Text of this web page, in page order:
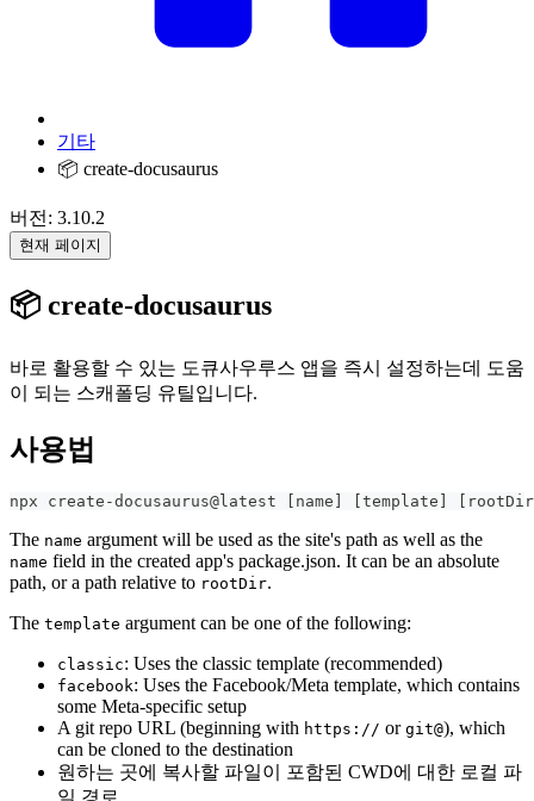
기타
📦 create-docusaurus
버전: 3.10.2
현재 페이지
📦 create-docusaurus
바로 활용할 수 있는 도큐사우루스 앱을 즉시 설정하는데 도움
이 되는 스캐폴딩 유틸입니다.
사용법
npx create-docusaurus@latest name template rootDir
The name argument will be used as the site's path as well as the
name field in the created app's package.json. It can be an absolute
path, or a path relative to rootDir.
The template argument can be one of the following:
classic: Uses the classic template (recommended)
facebook: Uses the Facebook/Meta template, which contains
some Meta-specific setup
A git repo URL (beginning with https:// or git@), which
can be cloned to the destination
원하는 곳에 복사할 파일이 포함된 CWD에 대한 로컬 파
일 경로